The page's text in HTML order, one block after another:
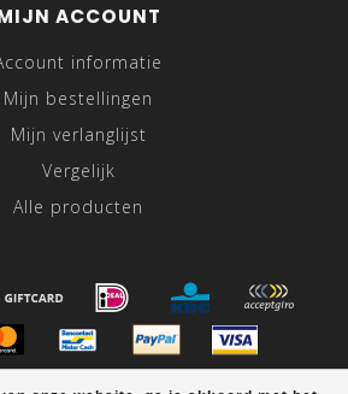
ACCOUNT
informatie
Mijn bestellingen
Mijn verlanglijst
Vergelijk
Alle producten